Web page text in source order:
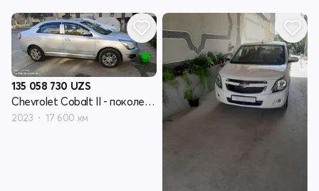
135 058 730 UZS
Chevrolet Cobalt II - поколение рестайлинг
2023 17 600 км